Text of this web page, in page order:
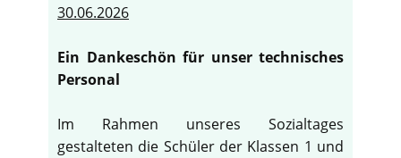
30.06.2026
Ein Dankeschön für unser technisches
Personal
Im Rahmen unseres Sozialtages
gestalteten die Schüler der Klassen 1 und